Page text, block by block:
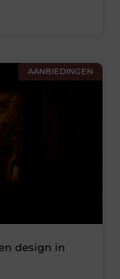
AANBIEDINGEN
design in